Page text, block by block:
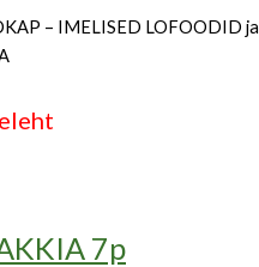
– IMELISED LOFOODID ja
7p